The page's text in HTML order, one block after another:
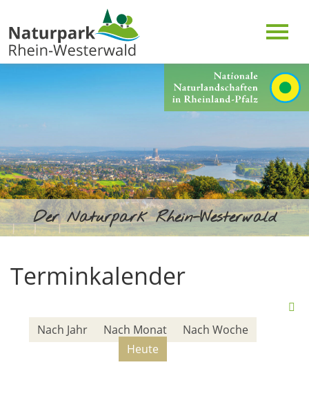
Der Naturpark Rhein-Westerwald
Terminkalender
Nach Jahr Nach Monat
Nach Woche
Heute